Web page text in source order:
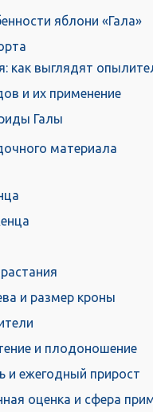
яблони «Гала»
как выглядят
и их применение
Галы
материала
и размер кроны
и плодоношение
и ежегодный прирост
оценка и сфера